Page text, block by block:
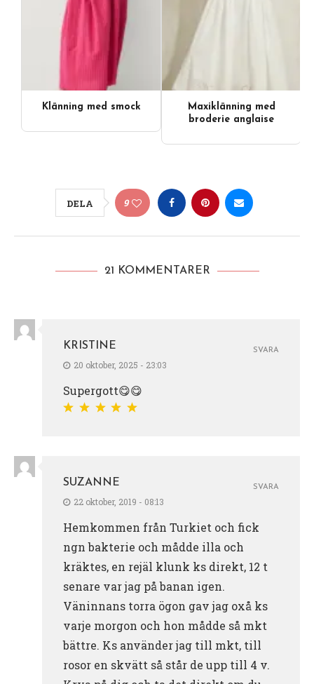
Klänning med smock
Maxiklänning med
broderie anglaise
DELA 9
21 KOMMENTARER
KRISTINE
20 oktober, 2025 - 23:03
Supergott😋😋
SVARA
SUZANNE
22 oktober, 2019 - 08:13
Hemkommen från Turkiet och fick
ngn bakterie och mådde illa och
kräktes, en rejäl klunk ks direkt, 12 t
senare var jag på banan igen.
Väninnans torra ögon gav jag oxå ks
varje morgon och hon mådde så mkt
bättre. Ks använder jag till mkt, till
rosor en skvätt så står de upp till 4 v.
SVARA